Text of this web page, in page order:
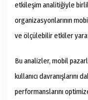
etkileşim analitiğiyle
organizasyonlarının
ve ölçülebilir etkiler
Bu analizler, mobil
kullanıcı davranışlarını
performanslarını